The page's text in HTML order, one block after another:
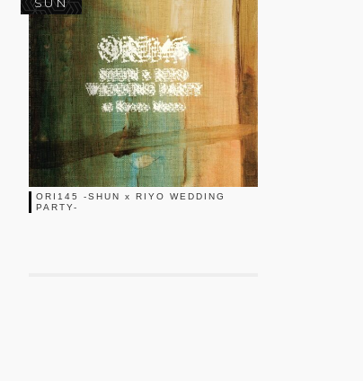
ORI145 -SHUN x RIYO WEDDING
PARTY-